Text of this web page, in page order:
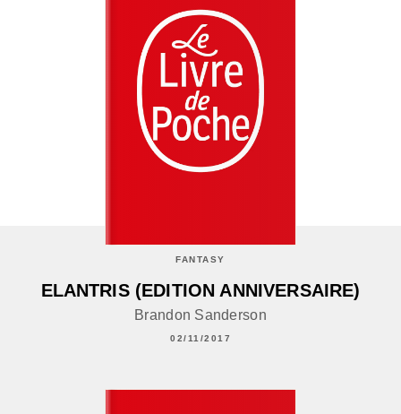
FANTASY
ELANTRIS (EDITION ANNIVERSAIRE)
Brandon Sanderson
02/11/2017